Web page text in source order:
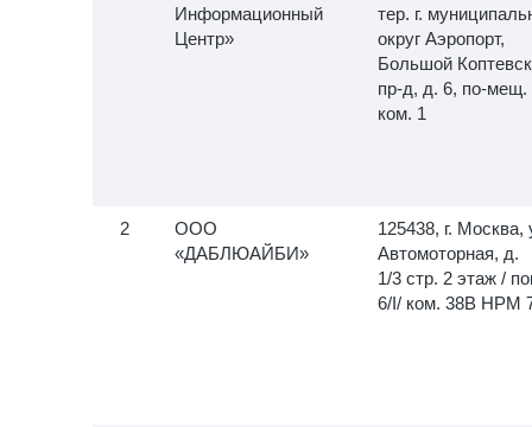
Информационный
Центр»
тер. г.
округ Аэропорт,
Большой
пр-д, д. 6, по-мещ.
ком. 1
ООО
«ДАБЛЮАЙБИ»
125438, г. Москва,
Автомоторная, д.
1/3 стр. 2 этаж /
6/I/ ком. 38В НРМ